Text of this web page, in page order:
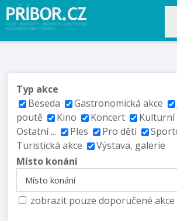
Typ akce
Beseda
Gastronomická akce
poutě
Kino Koncert
Kulturní
Ostatní ...
Ples Pro děti
Turistická akce
Výstava, galerie
Místo konání
zobrazit pouze doporučené akce